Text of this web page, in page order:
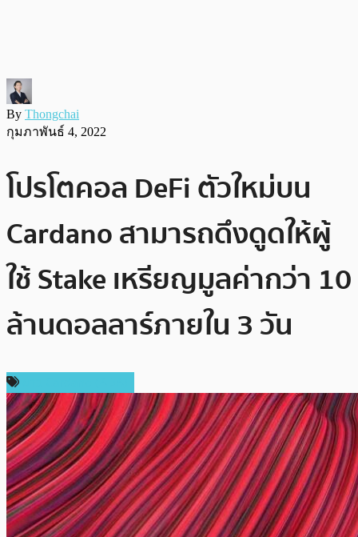
By Thongchai
กุมภาพันธ์ 4, 2022
โปรโตคอล DeFi ตัวใหม่บน
Cardano สามารถดึงดูดให้ผู้
ใช้ Stake เหรียญมูลค่ากว่า 10
ล้านดอลลาร์ภายใน 3 วัน